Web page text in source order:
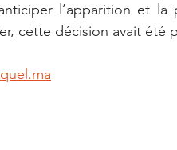
l’apparition et
cette décision avait été